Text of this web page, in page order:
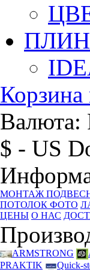
Корзина
Валюта:
$ - US
МОНТАЖ
ПОТОЛОК ФОТО
ЦЕНЫ О НАС
ARMSTRONG
PRAKTIK
Quick-